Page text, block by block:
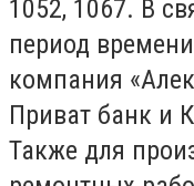
1052, 1067. В
период
компания
Приват банк и
Также для